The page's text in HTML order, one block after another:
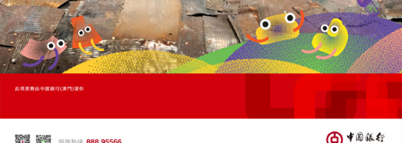
29/07/2026 18590